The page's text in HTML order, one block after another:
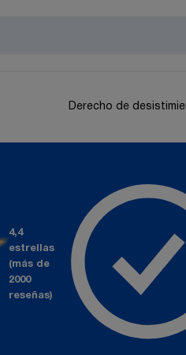
Derecho de
4,4
estrellas
(más de
2000
reseñas)